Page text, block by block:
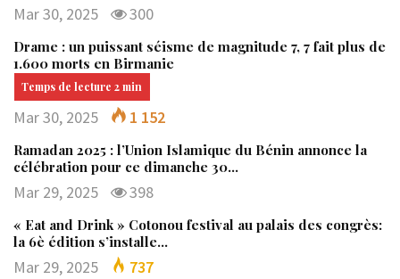
Mar 30, 2025 300
Drame : un puissant séisme de magnitude 7, 7 fait plus de
1.600 morts en Birmanie
Mar 30, 2025 1 152
Ramadan 2025 : l’Union Islamique du Bénin annonce la
célébration pour ce dimanche 30…
Mar 29, 2025 398
« Eat and Drink » Cotonou festival au palais des congrès:
la 6è édition s’installe…
Mar 29, 2025 737